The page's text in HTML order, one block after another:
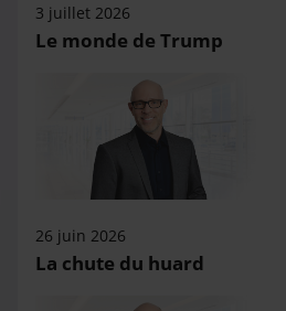
3 juillet 2026
Le monde de Trump
26 juin 2026
La chute du huard